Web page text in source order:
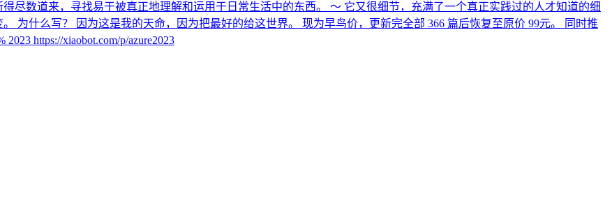
尽数道来，寻找易于被真正地理解和运用于日常生活中的东西。 ～ 它又很细节，充满了一个真正实践过的人才知道的细
为什么写？ 因为这是我的天命，因为把最好的给这世界。 现为早鸟价，更新完全部 366 篇后恢复至原价 99元。 同时推
https://xiaobot.com/p/azure2023